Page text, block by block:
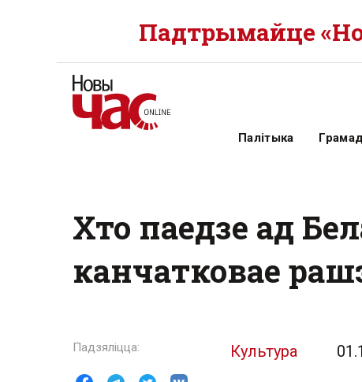
Падтрымайце
Палітыка
Хто паедзе ад
канчатковае
Культура